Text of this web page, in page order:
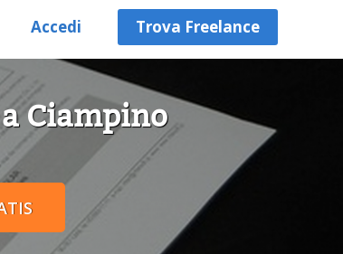
Accedi Trova Freelance
Ciampino